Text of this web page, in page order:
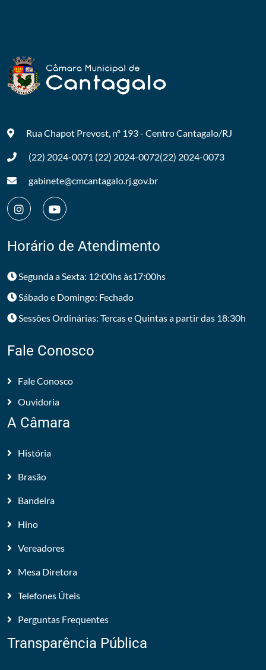
Rua Chapot Prevost, nº 193 - CentroCantagalo/RJ
(22) 2024-0071 (22) 2024-0072(22) 2024-0073
gabinete@cmcantagalo.rj.gov.br
Horário de Atendimento
Segunda a Sexta: 12:00hs às17:00hs
Sábado e Domingo: Fechado
Sessões Ordinárias: Tercas e Quintas a partir das 18:30h
Fale Conosco
Fale Conosco
Ouvidoria
A Câmara
História
Brasão
Bandeira
Hino
Vereadores
Mesa Diretora
Telefones Úteis
Perguntas Frequentes
Transparência Pública